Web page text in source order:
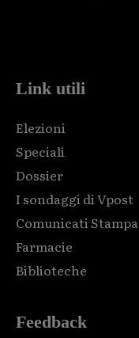
Link utili
Elezioni
Speciali
Dossier
I sondaggi di Vpost
Comunicati Stampa
Farmacie
Biblioteche
Feedback